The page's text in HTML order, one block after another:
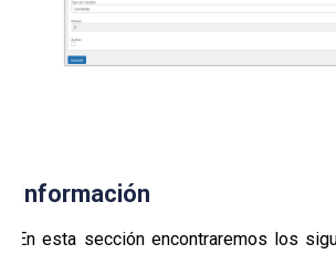
Información
En esta sección encontraremos los